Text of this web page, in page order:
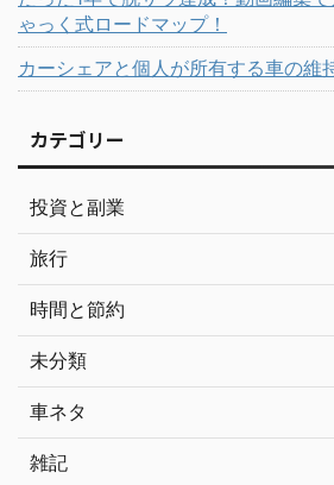
ゃっく式ロードマップ！
カーシェアと個人が所有する車の維
カテゴリー
投資と副業
旅行
時間と節約
未分類
車ネタ
雑記